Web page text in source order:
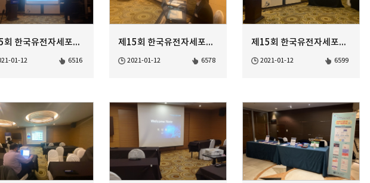
제15회 한국유전자세포치료학회 정기학술대회
01-12 6516
제15회 한국유전자세포치료학회 정기학술대회
2021-01-12 6578
제15회 한국유전자세포치료학회 정기학술대회
2021-01-12 6599